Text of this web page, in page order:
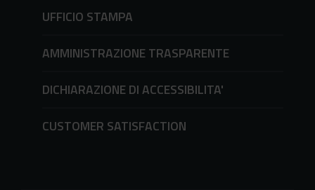
UFFICIO STAMPA
AMMINISTRAZIONE TRASPARENTE
DICHIARAZIONE DI ACCESSIBILITA'
CUSTOMER SATISFACTION